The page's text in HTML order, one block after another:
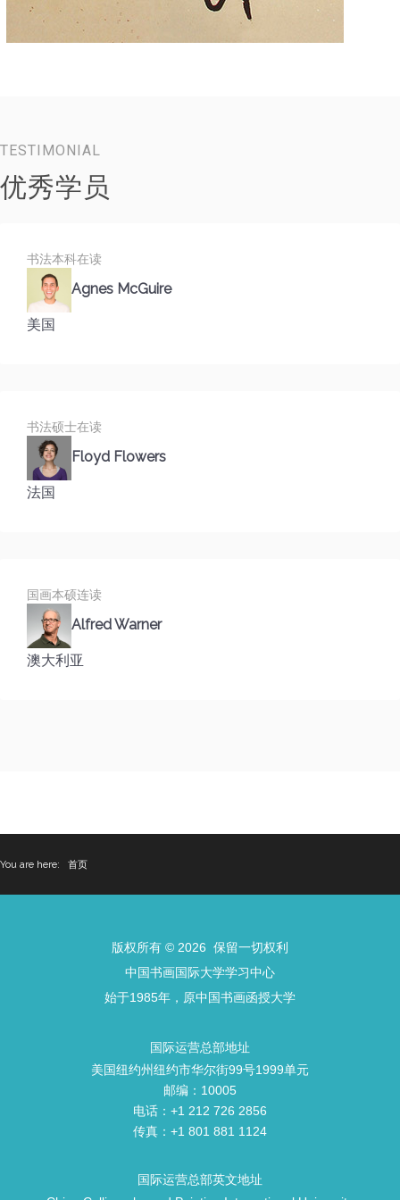
TESTIMONIAL
优秀学员
书法本科在读
Agnes McGuire
美国
书法硕士在读
Floyd Flowers
法国
国画本硕连读
Alfred Warner
澳大利亚
You are here: 首页
版权所有 © 2026 保留一切权利
中国书画国际大学学习中心
始于1985年，原中国书画函授大学
国际运营总部地址
美国纽约州纽约市华尔街99号1999单元
邮编：10005
电话：+1 212 726 2856
传真：+1 801 881 1124
国际运营总部英文地址